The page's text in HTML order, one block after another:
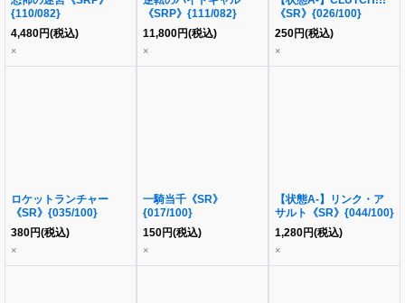
{110/082}
4,480円(税込)
×
《SRP》{111/082}
11,800円(税込)
×
《SR》{026/100}
250円(税込)
×
ロケットランチャー
《SR》{035/100}
380円(税込)
×
一騎当千《SR》
{017/100}
150円(税込)
×
【状態A-】リンク・ア
サルト《SR》{044/100}
1,280円(税込)
×